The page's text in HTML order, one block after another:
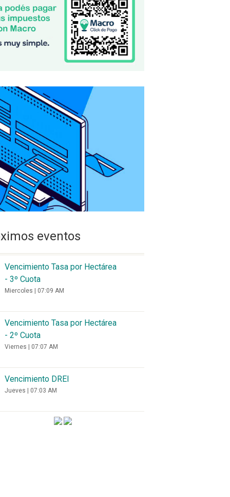
eventos
Vencimiento Tasa por Hectárea
- 3º Cuota
Miercoles | 07:09 AM
Vencimiento Tasa por Hectárea
- 2º Cuota
Viernes | 07:07 AM
Vencimiento DREI
Jueves | 07:03 AM